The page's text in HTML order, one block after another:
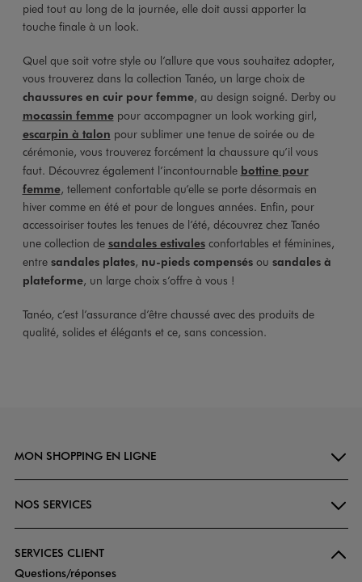
pied tout au long de la journée, elle doit aussi apporter la
touche finale à un look.
Quel que soit votre style ou l’allure que vous souhaitez adopter,
vous trouverez dans la collection Tanéo, un large choix de
chaussures en cuir pour femme, au design soigné. Derby ou
mocassin femmepour accompagner un look working girl,
escarpin à talon pour sublimer une tenue de soirée ou de
cérémonie, vous trouverez forcément la chaussure qu’il vous
faut. Découvrez également l’incontournable bottine pour
femme, tellement confortable qu’elle se porte désormais en
hiver comme en été et pour de longues années. Enfin, pour
accessoiriser toutes les tenues de l’été, découvrez chez Tanéo
une collection de sandales estivalesconfortables et féminines,
entre sandales plates, nu-pieds compensésou sandales à
plateforme, un large choix s’offre à vous !
Tanéo, c’est l’assurance d’être chaussé avec des produits de
qualité, solides et élégants et ce, sans concession.
MON SHOPPING EN LIGNE
NOS SERVICES
SERVICES CLIENT
Questions/réponses